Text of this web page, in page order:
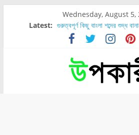
Wednesday, August 5,
Latest: গুরুত্বপূর্ণ কিছু বাংলা শব্দের শুদ্ধ
শরীরের কোন অংশে বেডসোর বেশি হয়?
নাসাল টিউব কতদিন রাখা যায়?
রোগীর পিঠ, কোমর এবং পায়ে
পার্সিমন ফলের স্বাস্থ্য ও পুষ্টি